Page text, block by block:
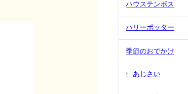
ハウステンボス
ハリーポッター
季節のおでかけ
あじさい